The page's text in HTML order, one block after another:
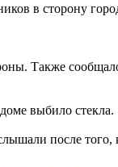
в сторону
Также
выбило стекла.
после